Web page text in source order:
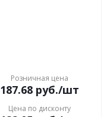
Розничная цена
187.68руб./шт
Цена по дисконту